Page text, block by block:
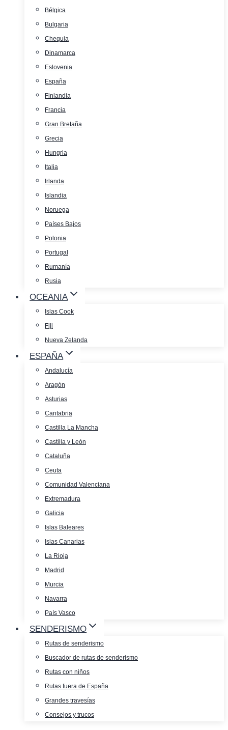
Bélgica
Bulgaria
Chequia
Dinamarca
Eslovenia
España
Finlandia
Francia
Gran Bretaña
Grecia
Hungria
Italia
Irlanda
Islandia
Noruega
Países Bajos
Polonia
Portugal
Rumanía
Rusia
OCEANIA
Islas Cook
Fiji
Nueva Zelanda
ESPAÑA
Andalucía
Aragón
Asturias
Cantabria
Castilla La Mancha
Castilla y León
Cataluña
Ceuta
Comunidad Valenciana
Extremadura
Galicia
Islas Baleares
Islas Canarias
La Rioja
Madrid
Murcia
Navarra
País Vasco
SENDERISMO
Rutas de senderismo
Buscador de rutas de senderismo
Rutas con niños
Rutas fuera de España
Grandes travesías
Consejos y trucos